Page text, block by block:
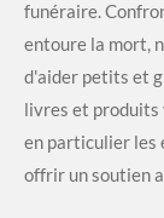
funéraire.
entoure la mort,
d'aider petits et
livres et produits
en particulier les
offrir un soutien